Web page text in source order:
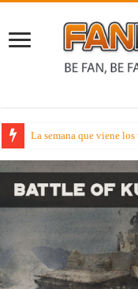
La semana que viene